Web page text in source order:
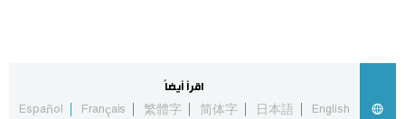
سياحة وسفر
اقرأ أيضاً
English
日本語
简体字
繁體字
Français
Español